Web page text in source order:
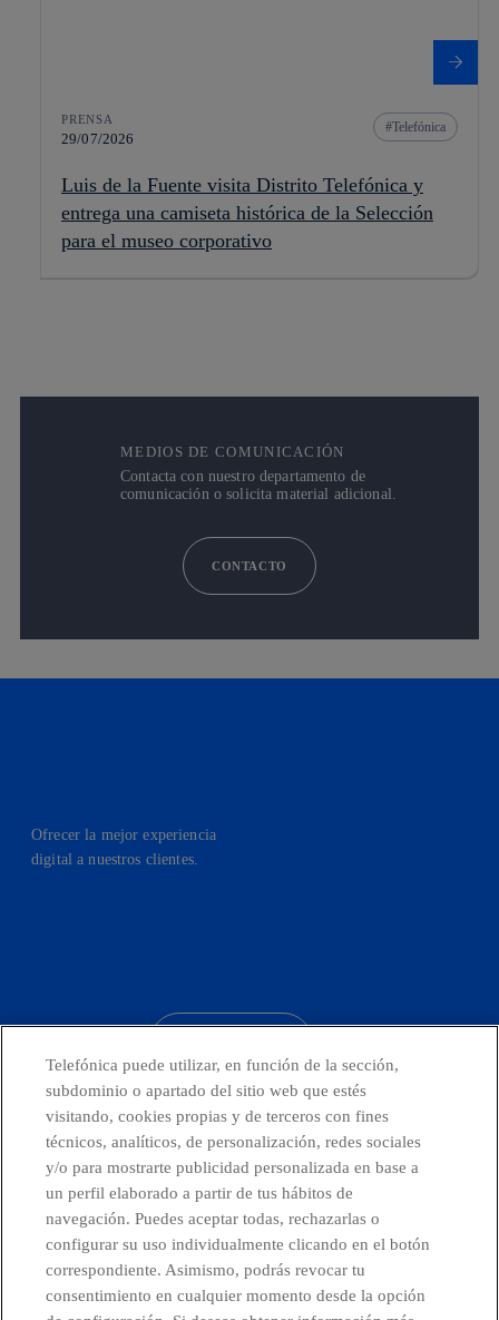
PRENSA
29/07/2026
Telefónica
Luis de la Fuente visita Distrito Telefónica y
entrega una camiseta histórica de la Selección
para el museo corporativo
MEDIOS DE COMUNICACIÓN
Contacta con nuestro departamento de
comunicación o solicita material adicional.
CONTACTO
Ofrecer la mejor experiencia
digital a nuestros clientes.
Telefónica en redes sociales
Canal de Denuncias
Centro Global Transparencia
Telefónica puede utilizar, en función de la sección,
subdominio o apartado del sitio web que estés
visitando, cookies propias y de terceros con fines
técnicos, analíticos, de personalización, redes sociales
y/o para mostrarte publicidad personalizada en base a
un perfil elaborado a partir de tus hábitos de
navegación. Puedes aceptar todas, rechazarlas o
configurar su uso individualmente clicando en el botón
correspondiente. Asimismo, podrás revocar tu
consentimiento en cualquier momento desde la opción